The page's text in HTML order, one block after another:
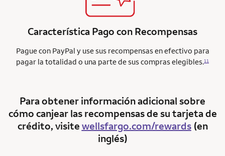
Característica Pago con Recompensas
Pague con PayPal y use sus recompensas en efectivo para
pagar la totalidad o una parte de sus compras elegibles.11
Para obtener información adicional sobre
cómo canjear las recompensas de su tarjeta de
crédito, visite wellsfargo.com/rewards(en
inglés)